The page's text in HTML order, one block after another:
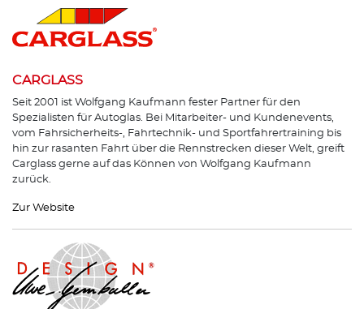
CARGLASS
Seit 2001 ist Wolfgang Kaufmann fester Partner für den
Spezialisten für Autoglas. Bei Mitarbeiter- und Kundenevents,
vom Fahrsicherheits-, Fahrtechnik- und Sportfahrertraining bis
hin zur rasanten Fahrt über die Rennstrecken dieser Welt, greift
Carglass gerne auf das Können von Wolfgang Kaufmann
zurück.
Zur Website